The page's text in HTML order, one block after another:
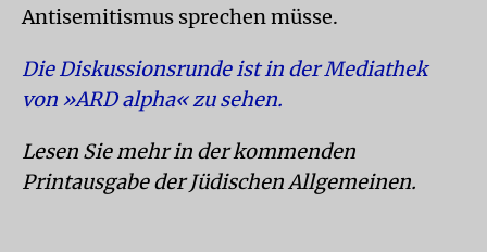
Antisemitismus sprechen müsse.
Die Diskussionsrunde ist in der Mediathek
von »ARD alpha« zu sehen.
Lesen Sie mehr in der kommenden
Printausgabe der Jüdischen Allgemeinen.